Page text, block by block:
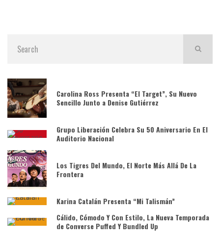
Carolina Ross Presenta “El Target”, Su Nuevo
Sencillo Junto a Denise Gutiérrez
Grupo Liberación Celebra Su 50 Aniversario En El
Auditorio Nacional
Los Tigres Del Mundo, El Norte Más Allá De La
Frontera
Karina Catalán Presenta “Mi Talismán”
Cálido, Cómodo Y Con Estilo, La Nueva Temporada
de Converse Puffed Y Bundled Up